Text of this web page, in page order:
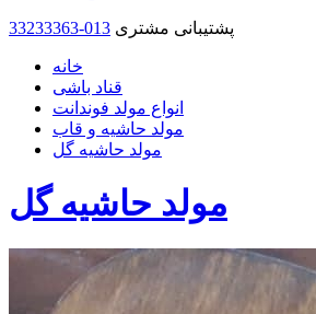
33233363-013 پشتیبانی مشتری
خانه
قناد باشی
انواع مولد فوندانت
مولد حاشیه و قاب
مولد حاشیه گل
مولد حاشیه گل